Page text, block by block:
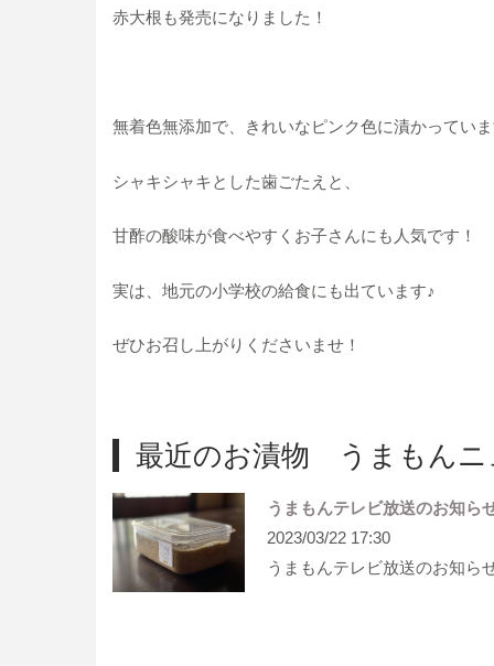
赤大根も発売になりました！
無着色無添加で、きれいなピンク色に漬かっていま
シャキシャキとした歯ごたえと、
甘酢の酸味が食べやすくお子さんにも人気です！
実は、地元の小学校の給食にも出ています♪
ぜひお召し上がりくださいませ！
最近のお漬物 うまもんニ
うまもんテレビ放送のお知ら
2023/03/22 17:30
うまもんテレビ放送のお知ら